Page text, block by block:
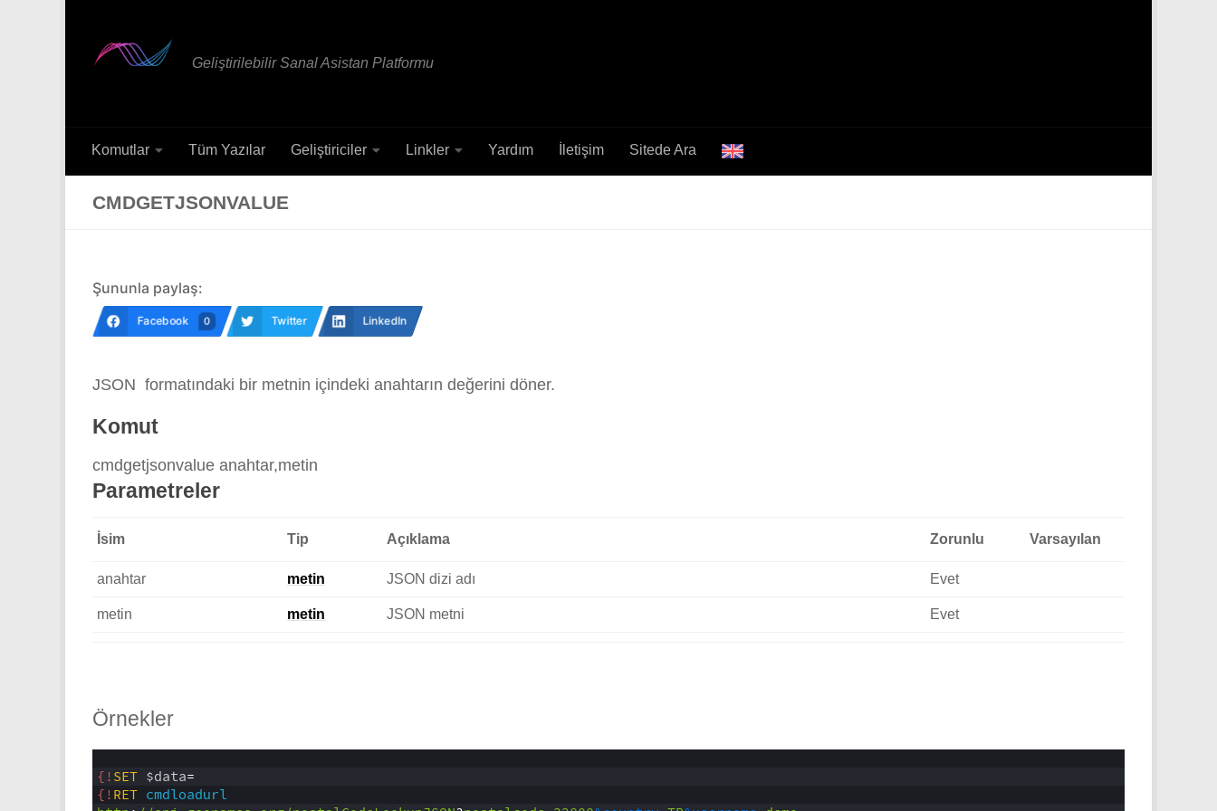
Geliştirilebilir Sanal Asistan Platformu
Komutlar Tüm Yazılar Geliştiriciler Linkler Yardım İletişim Sitede Ara
CMDGETJSONVALUE
Şununla paylaş:
Facebook 0 Twitter LinkedIn
JSON formatındaki bir metnin içindeki anahtarın değerini döner.
Komut
cmdgetjsonvalue anahtar,metin
Parametreler
İsim Tip Açıklama Zorunlu Varsayılan
anahtar metin JSON dizi adı Evet
metin metin JSON metni Evet
Örnekler
{!SET $data=
{!RET cmdloadurl